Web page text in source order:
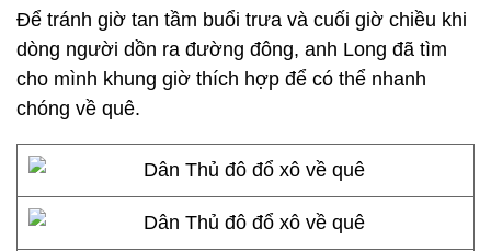
Để tránh giờ tan tầm buổi trưa và cuối giờ chiều khi
dòng người dồn ra đường đông, anh Long đã tìm
cho mình khung giờ thích hợp để có thể nhanh
chóng về quê.